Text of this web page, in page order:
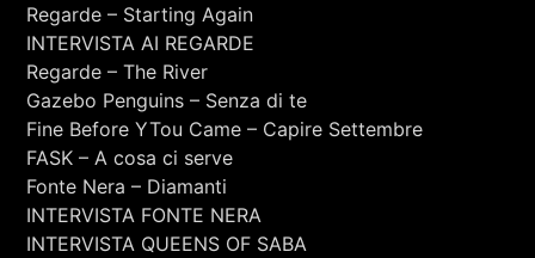
+393401974468
Regarde – Starting Again
INTERVISTA AI REGARDE
Regarde – The River
Gazebo Penguins – Senza di te
Fine Before YTou Came – Capire Settembre
FASK – A cosa ci serve
Fonte Nera – Diamanti
INTERVISTA FONTE NERA
INTERVISTA QUEENS OF SABA